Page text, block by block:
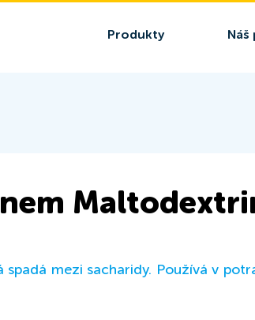
Produkty Náš
mezi sacharidy. Používá v